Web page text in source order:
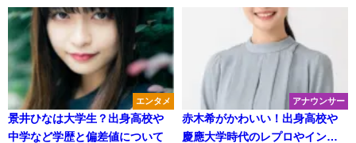
エンタメ
景井ひなは大学生？出身高校や
中学など学歴と偏差値について
アナウンサー
赤木希がかわいい！出身高校や
慶應大学時代のレプロやインス